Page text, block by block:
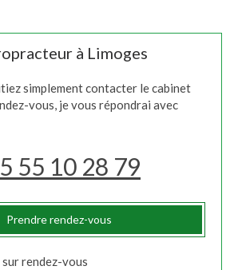
à Limoges
simplement contacter le cabinet
vous, je vous répondrai avec
55 10 28 79
Prendre rendez-vous
rendez-vous